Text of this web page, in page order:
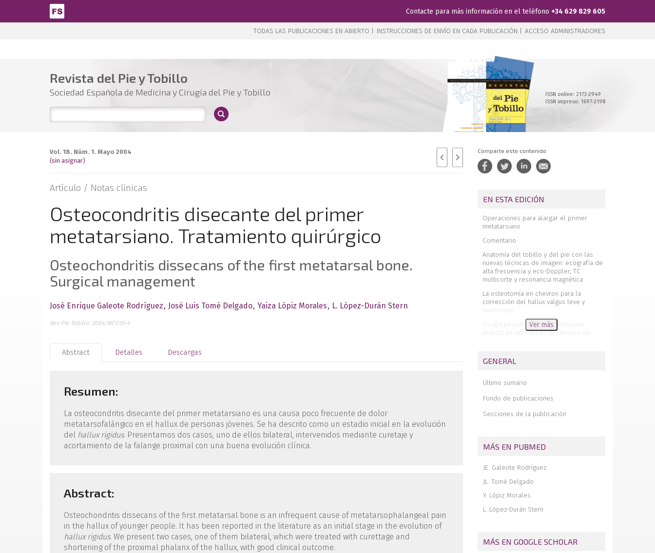
Pasar al contenido principal
Contacte para más información en el teléfono +34 629 829 605
TODAS LAS PUBLICACIONES EN ABIERTO | INSTRUCCIONES DE ENVÍO EN CADA PUBLICACIÓN | ACCESO ADMINISTRADORES
Revista del Pie y Tobillo
Sociedad Española de Medicina y Cirugía del Pie y Tobillo
ISSN online: 2173-2949
ISSN impreso: 1697-2198
Vol. 18. Núm. 1. Mayo 2004
(sin asignar)
Artículo / Notas clínicas
Osteocondritis disecante del primer
metatarsiano. Tratamiento quirúrgico
Osteochondritis dissecans of the first metatarsal bone.
Surgical management
José Enrique Galeote Rodríguez José Luis Tomé Delgado Yaiza Lópiz Morales L. López-Durán Stern
Rev Pie Tobillo. 2004;18(1):51-4
Abstract Detalles Descargas
Resumen:
La osteocondritis disecante del primer metatarsiano es una causa poco frecuente de dolor
metatarsofalángico en el hallux de personas jóvenes. Se ha descrito como un estadio inicial en la evolución
del hallux rigidus. Presentamos dos casos, uno de ellos bilateral, intervenidos mediante curetaje y
acortamiento de la falange proximal con una buena evolución clínica.
Abstract:
Osteochondritis dissecans of the first metatarsal bone is an infrequent cause of metatarsophalangeal pain
in the hallux of younger people. It has been reported in the literature as an initial stage in the evolution of
hallux rigidus. We present two cases, one of them bilateral, which were treated with curettage and
shortening of the proximal phalanx of the hallux, with good clinical outcome.
Comparte este contenido
EN ESTA EDICIÓN
Operaciones para alargar el primer
metatarsiano
Comentario
Anatomía del tobillo y del pie con las
nuevas técnicas de imagen: ecografía de
alta frecuencia y eco-Doppler, TC
multicorte y resonancia magnética
La osteotomía en chevron para la
corrección del hallux valgus leve y
Cirugía percutánea y rehabilitación
precoz en las roturas del tendón de
funcional en el tratamiento de las
fracturas proximales del quinto
metatarsiano
metatarsiano. Tratamiento
posterior. Evaluación del tratamiento
tendón del tibial anterior
Vascularización del tendón de Aquiles
Editorial
Revista de revistas
Ver más
GENERAL
Último sumario
Fondo de publicaciones
Secciones de la publicación
MÁS EN PUBMED
JE. Galeote Rodríguez
JL. Tomé Delgado
Y. Lópiz Morales
L. López-Durán Stern
MÁS EN GOOGLE SCHOLAR